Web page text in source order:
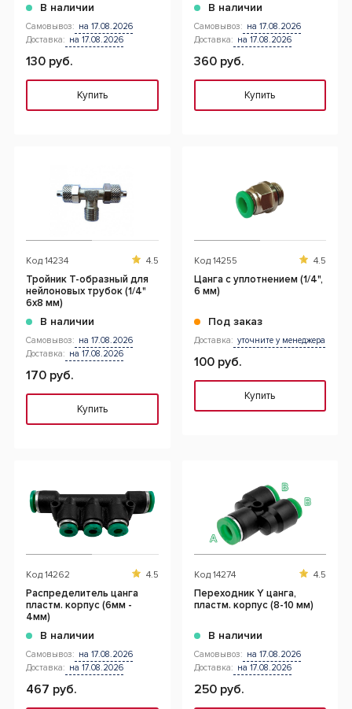
В наличии
Самовывоз: на 17.08.2026
Доставка: на 17.08.2026
130 руб.
Купить
В наличии
Самовывоз: на 17.08.2026
Доставка: на 17.08.2026
360 руб.
Купить
Код 14234 4.5
Тройник Т-образный для
нейлоновых трубок (1/4"
6х8 мм)
В наличии
Самовывоз: на 17.08.2026
Доставка: на 17.08.2026
170 руб.
Купить
Код 14255 4.5
Цанга с уплотнением (1/4",
6 мм)
Под заказ
Доставка: уточните у менеджера
100 руб.
Купить
Код 14262 4.5
Распределитель цанга
пластм. корпус (6мм -
4мм)
В наличии
Самовывоз: на 17.08.2026
Доставка: на 17.08.2026
467 руб.
Код 14274 4.5
Переходник Y цанга,
пластм. корпус (8-10 мм)
В наличии
Самовывоз: на 17.08.2026
Доставка: на 17.08.2026
250 руб.